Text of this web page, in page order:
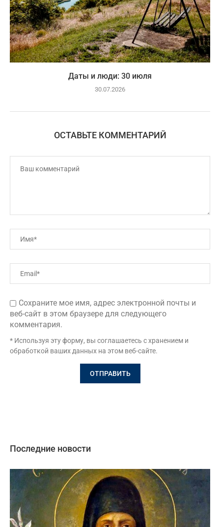
Даты и люди: 30 июля
30.07.2026
ОСТАВЬТЕ КОММЕНТАРИЙ
Сохраните мое имя, адрес электронной почты и
веб-сайт в этом браузере для следующего
комментария.
* Используя эту форму, вы соглашаетесь с хранением и
обработкой ваших данных на этом веб-сайте.
Последние новости